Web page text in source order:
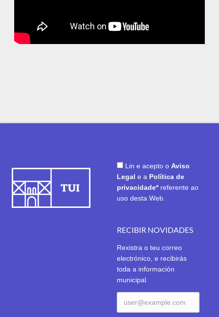
Lin e acepto o Aviso
Legal e a Política de
privacidade* referente ao
uso desta Web.
RECIBIR NOVIDADES
Rexistra o teu correo
electrónico, e recibirás
toda a información
municipal.